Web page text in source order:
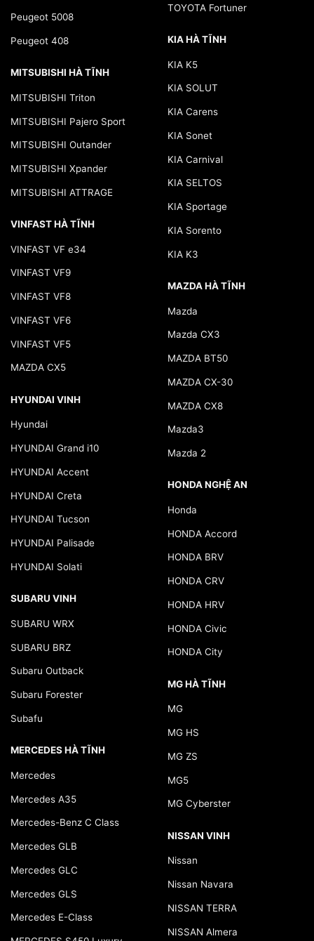
Peugeot 5008
Peugeot 408
MITSUBISHI HÀ TĨNH
MITSUBISHI Triton
MITSUBISHI Pajero Sport
MITSUBISHI Outander
MITSUBISHI Xpander
MITSUBISHI ATTRAGE
VINFAST HÀ TĨNH
VINFAST VF e34
VINFAST VF9
VINFAST VF8
VINFAST VF6
VINFAST VF5
MAZDA CX5
HYUNDAI VINH
Hyundai
HYUNDAI Grand i10
HYUNDAI Accent
HYUNDAI Creta
HYUNDAI Tucson
HYUNDAI Palisade
HYUNDAI Solati
SUBARU VINH
SUBARU WRX
SUBARU BRZ
Subaru Outback
Subaru Forester
Subafu
MERCEDES HÀ TĨNH
Mercedes
Mercedes A35
Mercedes-Benz C Class
Mercedes GLB
Mercedes GLC
Mercedes GLS
Mercedes E-Class
TOYOTA Fortuner
KIA HÀ TĨNH
KIA K5
KIA SOLUT
KIA Carens
KIA Sonet
KIA Carnival
KIA SELTOS
KIA Sportage
KIA Sorento
KIA K3
MAZDA HÀ TĨNH
Mazda
Mazda CX3
MAZDA BT50
MAZDA CX-30
MAZDA CX8
Mazda3
Mazda 2
HONDA NGHỆ AN
Honda
HONDA Accord
HONDA BRV
HONDA CRV
HONDA HRV
HONDA Civic
HONDA City
MG HÀ TĨNH
MG
MG HS
MG ZS
MG5
MG Cyberster
NISSAN VINH
Nissan
Nissan Navara
NISSAN TERRA
NISSAN Almera